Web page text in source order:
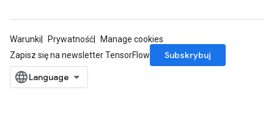
Warunki Prywatność
Manage cookies
Zapisz się na newsletter TensorFlow
Subskrybuj